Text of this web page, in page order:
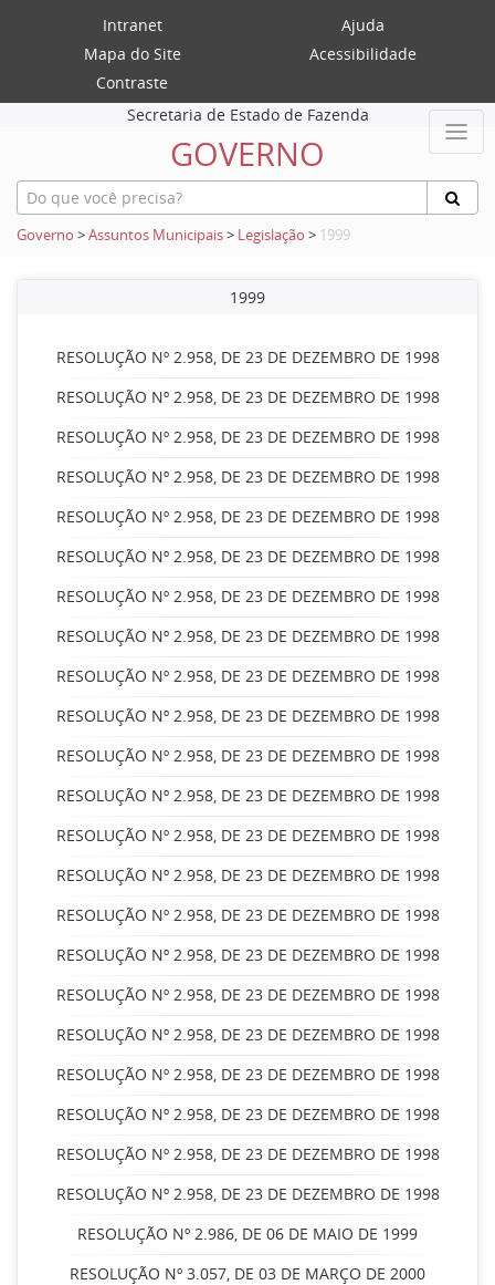
Intranet
Ajuda
Mapa do Site
Acessibilidade
Contraste
Secretaria de Estado de Fazenda
GOVERNO
Governo >Assuntos Municipais> Legislação > 1999
1999
RESOLUÇÃO Nº 2.958, DE 23 DE DEZEMBRO DE 1998
RESOLUÇÃO Nº 2.958, DE 23 DE DEZEMBRO DE 1998
RESOLUÇÃO Nº 2.958, DE 23 DE DEZEMBRO DE 1998
RESOLUÇÃO Nº 2.958, DE 23 DE DEZEMBRO DE 1998
RESOLUÇÃO Nº 2.958, DE 23 DE DEZEMBRO DE 1998
RESOLUÇÃO Nº 2.958, DE 23 DE DEZEMBRO DE 1998
RESOLUÇÃO Nº 2.958, DE 23 DE DEZEMBRO DE 1998
RESOLUÇÃO Nº 2.958, DE 23 DE DEZEMBRO DE 1998
RESOLUÇÃO Nº 2.958, DE 23 DE DEZEMBRO DE 1998
RESOLUÇÃO Nº 2.958, DE 23 DE DEZEMBRO DE 1998
RESOLUÇÃO Nº 2.958, DE 23 DE DEZEMBRO DE 1998
RESOLUÇÃO Nº 2.958, DE 23 DE DEZEMBRO DE 1998
RESOLUÇÃO Nº 2.958, DE 23 DE DEZEMBRO DE 1998
RESOLUÇÃO Nº 2.958, DE 23 DE DEZEMBRO DE 1998
RESOLUÇÃO Nº 2.958, DE 23 DE DEZEMBRO DE 1998
RESOLUÇÃO Nº 2.958, DE 23 DE DEZEMBRO DE 1998
RESOLUÇÃO Nº 2.958, DE 23 DE DEZEMBRO DE 1998
RESOLUÇÃO Nº 2.958, DE 23 DE DEZEMBRO DE 1998
RESOLUÇÃO Nº 2.958, DE 23 DE DEZEMBRO DE 1998
RESOLUÇÃO Nº 2.958, DE 23 DE DEZEMBRO DE 1998
RESOLUÇÃO Nº 2.958, DE 23 DE DEZEMBRO DE 1998
RESOLUÇÃO Nº 2.958, DE 23 DE DEZEMBRO DE 1998
RESOLUÇÃO Nº 2.986, DE 06 DE MAIO DE 1999
RESOLUÇÃO Nº 3.057, DE 03 DE MARÇO DE 2000